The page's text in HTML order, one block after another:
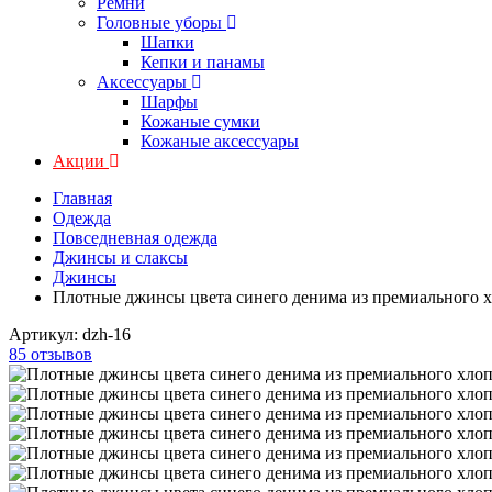
Головные уборы
Шапки
Кепки и панамы
Аксессуары
Шарфы
Кожаные сумки
Кожаные аксессуары
Акции
Главная
Одежда
Повседневная одежда
Джинсы и слаксы
Джинсы
Плотные джинсы цвета синего денима из премиального
Артикул: dzh-16
85 отзывов